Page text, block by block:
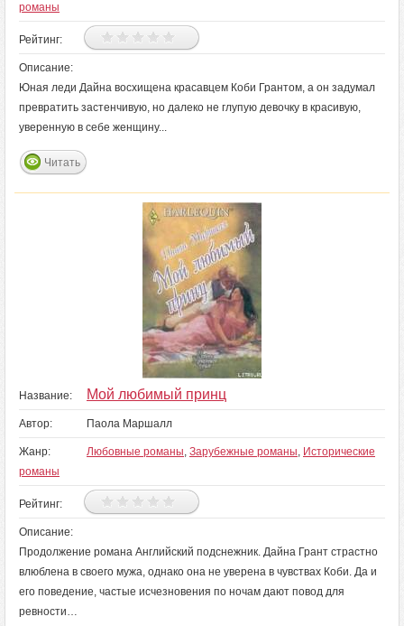
романы
Рейтинг:
Описание:
Юная леди Дайна восхищена красавцем Коби Грантом, а он задумал
превратить застенчивую, но далеко не глупую девочку в красивую,
уверенную в себе женщину...
Читать
Название: Мой любимый принц
Автор: Паола Маршалл
Жанр: Любовные романы, Зарубежные романы, Исторические
романы
Рейтинг:
Описание:
Продолжение романа Английский подснежник. Дайна Грант страстно
влюблена в своего мужа, однако она не уверена в чувствах Коби. Да и
его поведение, частые исчезновения по ночам дают повод для
ревности…